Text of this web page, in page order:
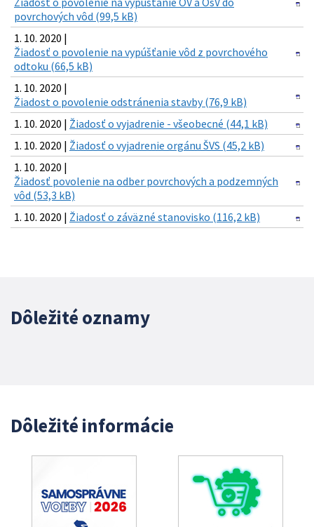
povrchových vôd (99,5 kB)
1. 10. 2020 |
Žiadosť o povolenie na vypúšťanie vôd z povrchového
odtoku (66,5 kB)
1. 10. 2020 |
Žiadost o povolenie odstránenia stavby (76,9 kB)
1. 10. 2020 | Žiadosť o vyjadrenie - všeobecné (44,1 kB)
1. 10. 2020 | Žiadosť o vyjadrenie orgánu ŠVS (45,2 kB)
1. 10. 2020 |
Žiadosť povolenie na odber povrchových a podzemných
vôd (53,3 kB)
1. 10. 2020 | Žiadosť o záväzné stanovisko (116,2 kB)
Dôležité oznamy
Dôležité informácie